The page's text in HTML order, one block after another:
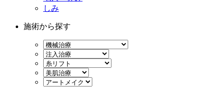
しみ
施術から探す